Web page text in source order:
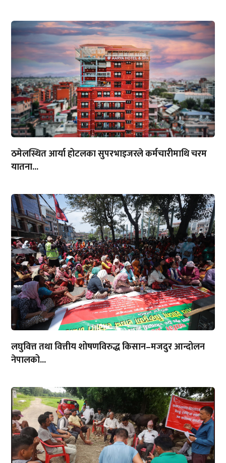
ठमेलस्थित आर्या होटलका सुपरभाइजरले कर्मचारीमाथि चरम
यातना...
लघुवित्त तथा वित्तीय शोषणविरुद्ध किसान–मजदुर आन्दोलन
नेपालको...